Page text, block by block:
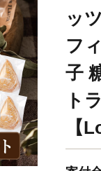
ッ
フ
子
ト
【